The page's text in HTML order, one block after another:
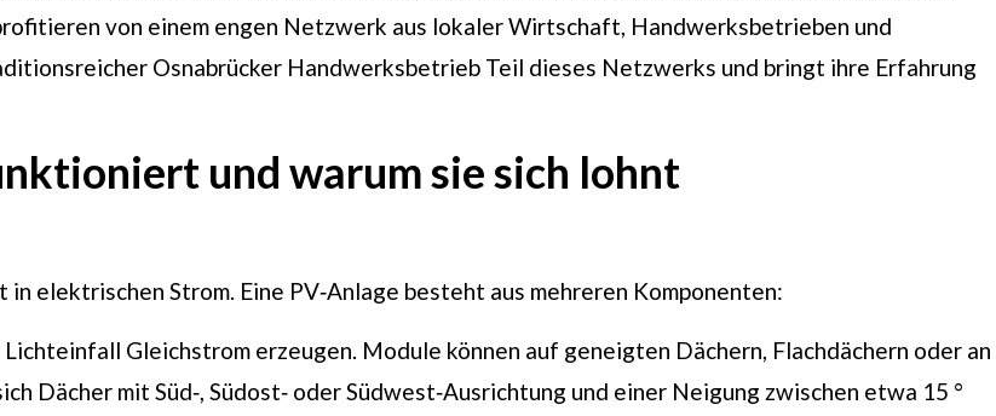
von einem engen Netzwerk aus lokaler Wirtschaft, Handwerksbetrieben und
Osnabrücker Handwerksbetrieb Teil dieses Netzwerks und bringt ihre Erfahrung
und warum sie sich lohnt
elektrischen Strom. Eine PV‑Anlage besteht aus mehreren Komponenten:
Gleichstrom erzeugen. Module können auf geneigten Dächern, Flachdächern oder an
Dächer mit Süd‑, Südost‑ oder Südwest‑Ausrichtung und einer Neigung zwischen etwa 15 °